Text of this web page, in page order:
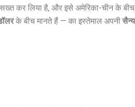
कर लिया है, और इसे अमेरिका-चीन के बीच
के बीच मानते हैं — का इस्तेमाल अपनी